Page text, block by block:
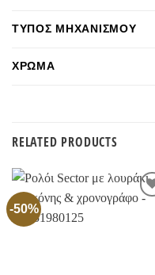
ΤΎΠΟΣ ΜΗΧΑΝΙΣΜΟΎ
ΧΡΏΜΑ
RELATED PRODUCTS
-50%